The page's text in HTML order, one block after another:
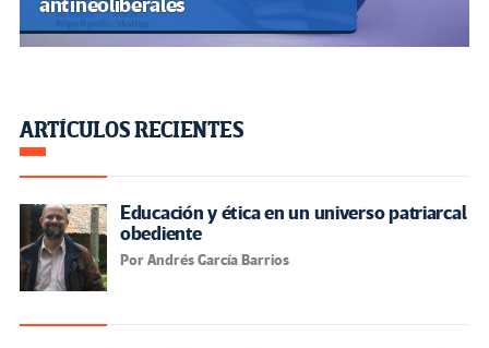
ARTÍCULOS RECIENTES
Educación y ética en un universo patriarcal
obediente
Por Andrés García Barrios